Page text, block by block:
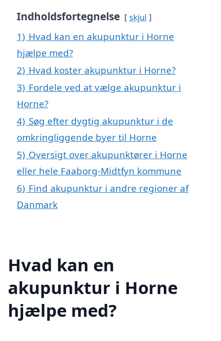
Indholdsfortegnelse skjul
1) Hvad kan en akupunktur i Horne
hjælpe med?
2) Hvad koster akupunktur i Horne?
3) Fordele ved at vælge akupunktur i
Horne?
4) Søg efter dygtig akupunktur i de
omkringliggende byer til Horne
5) Oversigt over akupunktører i Horne
eller hele Faaborg-Midtfyn kommune
6) Find akupunktur i andre regioner af
Danmark
Hvad kan en
akupunktur i Horne
hjælpe med?